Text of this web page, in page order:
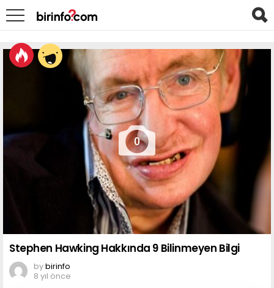
LATEST
STORIES
0
Stephen Hawking Hakkında 9 Bilinmeyen Bilgi
bybirinfo
8 yıl önce